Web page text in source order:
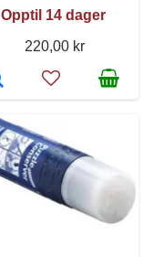
Opptil 14 dager
220,00 kr